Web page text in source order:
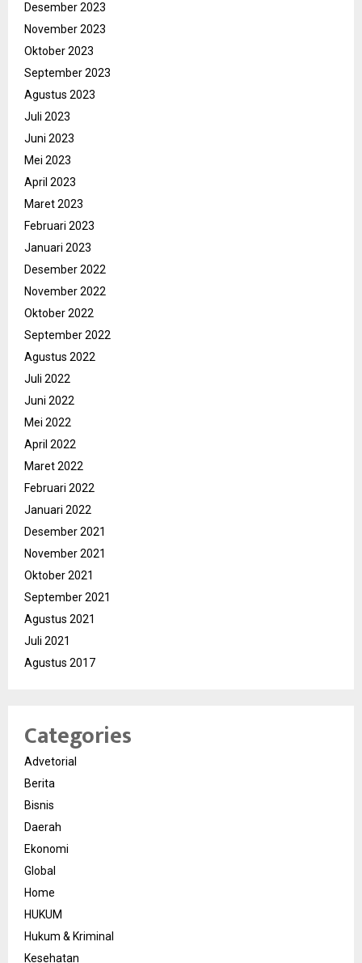
Desember 2023
November 2023
Oktober 2023
September 2023
Agustus 2023
Juli 2023
Juni 2023
Mei 2023
April 2023
Maret 2023
Februari 2023
Januari 2023
Desember 2022
November 2022
Oktober 2022
September 2022
Agustus 2022
Juli 2022
Juni 2022
Mei 2022
April 2022
Maret 2022
Februari 2022
Januari 2022
Desember 2021
November 2021
Oktober 2021
September 2021
Agustus 2021
Juli 2021
Agustus 2017
Categories
Advetorial
Berita
Bisnis
Daerah
Ekonomi
Global
Home
HUKUM
Hukum & Kriminal
Kesehatan